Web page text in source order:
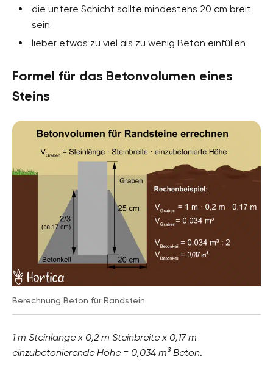
die untere Schicht sollte mindestens 20 cm breit
sein
lieber etwas zu viel als zu wenig Beton einfüllen
Formel für das Betonvolumen eines
Steins
Berechnung Beton für Randstein
1 m Steinlänge x 0,2 m Steinbreite x 0,17 m
einzubetonierende Höhe = 0,034 m³ Beton.